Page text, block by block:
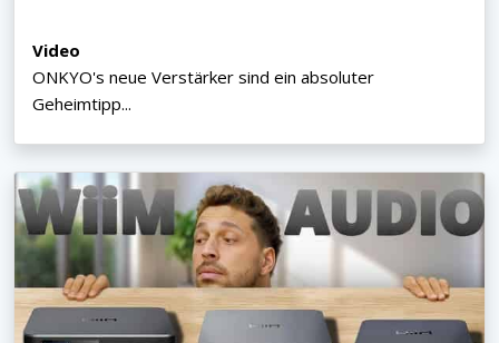
Video
ONKYO's neue Verstärker sind ein absoluter
Geheimtipp...